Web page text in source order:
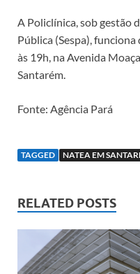
A Policlínica, sob gestão
Pública (Sespa),
às 19h, na Avenida
Santarém.
Fonte: Agência Pará
TAGGED NATEA EM
RELATED POSTS